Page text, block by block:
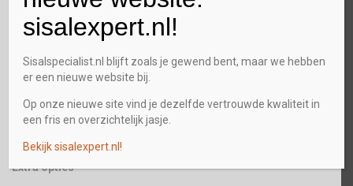
Extra opties
sisalexpert.nl!
Sisalspecialist.nl blijft zoals je gewend bent, maar we hebben
er een nieuwe website bij.
Op onze nieuwe site vind je dezelfde vertrouwde kwaliteit in
een fris en overzichtelijk jasje.
Bekijk sisalexpert.nl!